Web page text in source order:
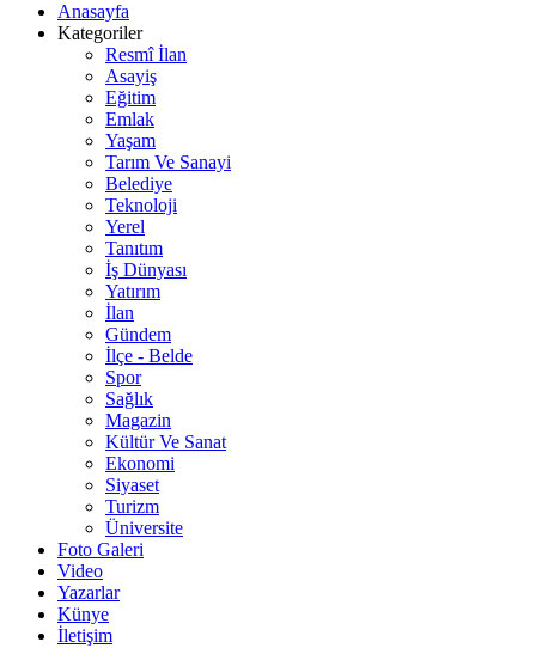
Anasayfa
Kategoriler
Resmî İlan
Asayiş
Eğitim
Emlak
Yaşam
Tarım Ve Sanayi
Belediye
Teknoloji
Yerel
Tanıtım
İş Dünyası
Yatırım
İlan
Gündem
İlçe - Belde
Spor
Sağlık
Magazin
Kültür Ve Sanat
Ekonomi
Siyaset
Turizm
Üniversite
Foto Galeri
Video
Yazarlar
Künye
İletişim